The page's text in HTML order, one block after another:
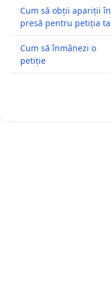
Cum să obții apariții în
presă pentru petiția ta
Cum să înmânezi o
petiție